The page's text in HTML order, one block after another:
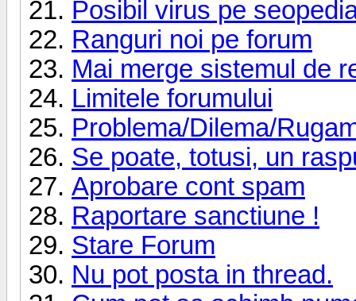
Posibil virus pe
Ranguri noi pe forum
Mai merge sistemul de
Limitele forumului
Problema/Dilema/
Se poate, totusi, un
Aprobare cont spam
Raportare sanctiune !
Stare Forum
Nu pot posta in thread.